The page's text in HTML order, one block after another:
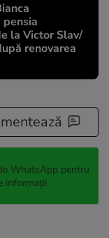
la Victor Slav/
renovarea
WhatsApp pentru
informații